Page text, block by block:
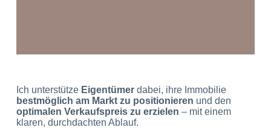
Ich unterstütze Eigentümerdabei, ihre Immobilie
bestmöglich am Markt zu positionieren und den
optimalen Verkaufspreis zu erzielen – mit einem
klaren, durchdachten Ablauf.